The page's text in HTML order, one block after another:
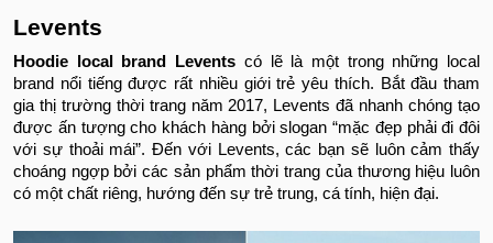
Levents
Hoodie local brand Levents có lẽ là một trong những local
brand nổi tiếng được rất nhiều giới trẻ yêu thích. Bắt đầu tham
gia thị trường thời trang năm 2017, Levents đã nhanh chóng tạo
được ấn tượng cho khách hàng bởi slogan “mặc đẹp phải đi đôi
với sự thoải mái”. Đến với Levents, các bạn sẽ luôn cảm thấy
choáng ngợp bởi các sản phẩm thời trang của thương hiệu luôn
có một chất riêng, hướng đến sự trẻ trung, cá tính, hiện đại.